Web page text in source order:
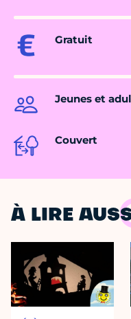
Gratuit
Jeunes et
Couvert
À LIRE